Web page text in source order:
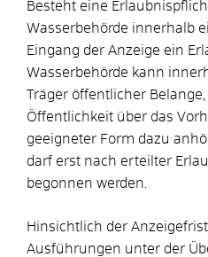
Besteht eine
Wasserbehörde innerhalb
Eingang der Anzeige ein
Wasserbehörde kann
Träger öffentlicher Belange,
Öffentlichkeit über das
geeigneter Form dazu
darf erst nach erteilter
begonnen werden.
Hinsichtlich der
Ausführungen unter der